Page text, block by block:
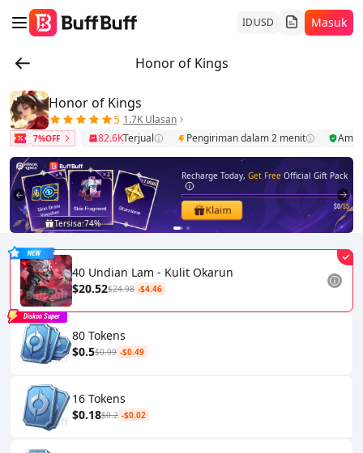
IDUSD Masuk
Honor of Kings
Honor of Kings
5 1.7K Ulasan
7%OFF 82.6KTerjual Pengiriman dalam 2 menit
Tersisa:74%
Recharge Today, Get Free Official Gift Pack
Klaim $0/$5
1 2
40 Undian Lam - Kulit Okarun
$20.52$24.98 -$4.46
80 Tokens
$0.5$0.99 -$0.49
Diskon Super
16 Tokens
$0.18$0.2 -$0.02